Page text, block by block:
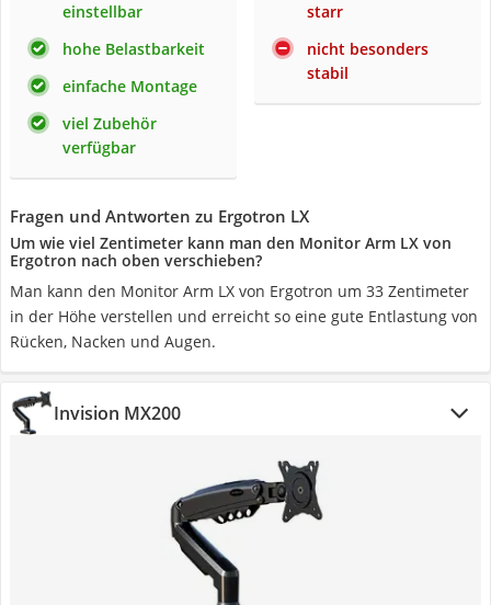
einstellbar
hohe Belastbarkeit
einfache Montage
viel Zubehör
verfügbar
starr
nicht besonders
stabil
Fragen und Antworten zu Ergotron LX
Um wie viel Zentimeter kann man den Monitor Arm LX von
Ergotron nach oben verschieben?
Man kann den Monitor Arm LX von Ergotron um 33 Zentimeter
in der Höhe verstellen und erreicht so eine gute Entlastung von
Rücken, Nacken und Augen.
Invision MX200